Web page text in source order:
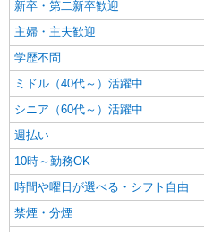
新卒・第二新卒歓迎
主婦・主夫歓迎
学歴不問
ミドル（40代～）活躍中
シニア（60代～）活躍中
週払い
10時～勤務OK
時間や曜日が選べる・シフト自由
禁煙・分煙